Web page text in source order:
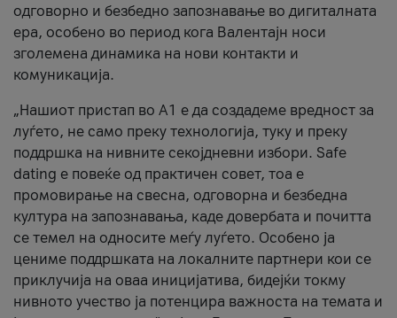
одговорно и безбедно запознавање во дигиталната
ера, особено во период кога Валентајн носи
зголемена динамика на нови контакти и
комуникација.
„Нашиот пристап во А1 е да создадеме вредност за
луѓето, не само преку технологија, туку и преку
поддршка на нивните секојдневни избори. Safe
dating е повеќе од практичен совет, тоа е
промовирање на свесна, одговорна и безбедна
култура на запознавања, каде довербата и почитта
се темел на односите меѓу луѓето. Особено ја
цениме поддршката на локалните партнери кои се
приклучија на оваа иницијатива, бидејќи токму
нивното учество ја потенцира важноста на темата и